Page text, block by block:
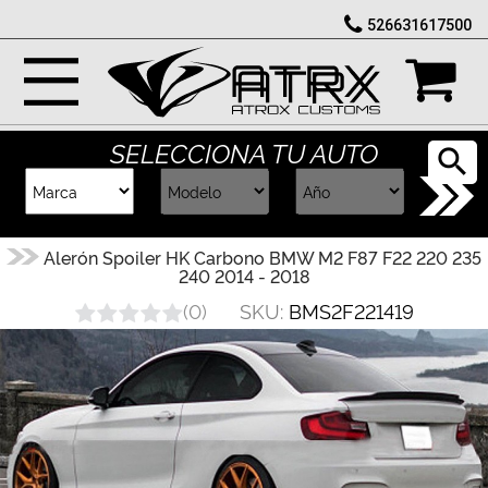
Marcas
Reputación
Cotizador
Contacto
526631617500
SELECCIONA TU AUTO
Alerón Spoiler HK Carbono BMW M2 F87 F22 220 235
240 2014 - 2018
(0) SKU: BMS2F221419